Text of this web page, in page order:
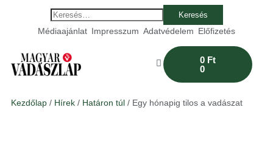
Médiaajánlat Impresszum Adatvédelem Előfizetés
0 Ft
0
Kezdőlap / Hírek / Határon túl / Egy hónapig tilos a vadászat